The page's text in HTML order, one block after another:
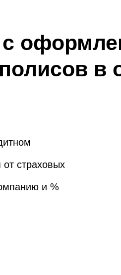
с
в
страховых
и %